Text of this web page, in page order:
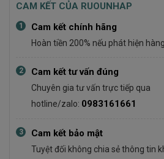
CAM KẾT CỦA RUOUNHAP
1 Cam kết chính hãng
Hoàn tiền 200% nếu phát hiện
2 Cam kết tư vấn đúng
Chuyên gia tư vấn trực tiếp qua
hotline/zalo: 0983161661
3 Cam kết bảo mật
Tuyệt đối không chia sẻ thông tin